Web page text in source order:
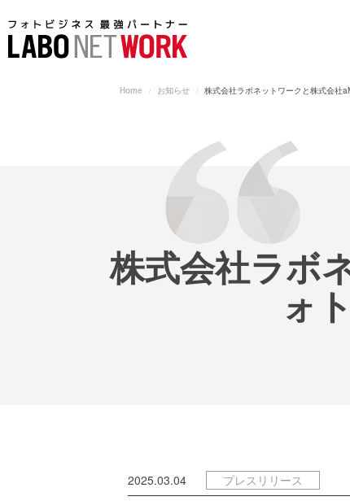
Home お知らせ 株式会社ラボネットワークと株式会社
株式会社ラボ
ォ
2025.03.04 プレスリリース